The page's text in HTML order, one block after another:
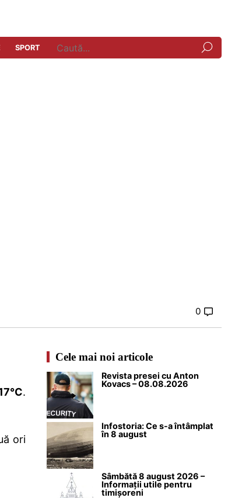
SPORT
0
.
ori
Cele mai noi articole
Revista presei cu Anton
Kovacs – 08.08.2026
Infostoria: Ce s-a întâmplat
în 8 august
Sâmbătă 8 august 2026 –
Informații utile pentru
timișoreni